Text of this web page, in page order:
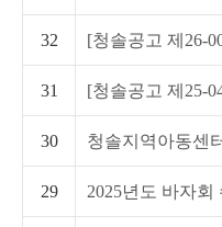
32 [청솔공고 제26-
31 [청솔공고 제25-
30 청솔지역아동센
29 2025년도 바자